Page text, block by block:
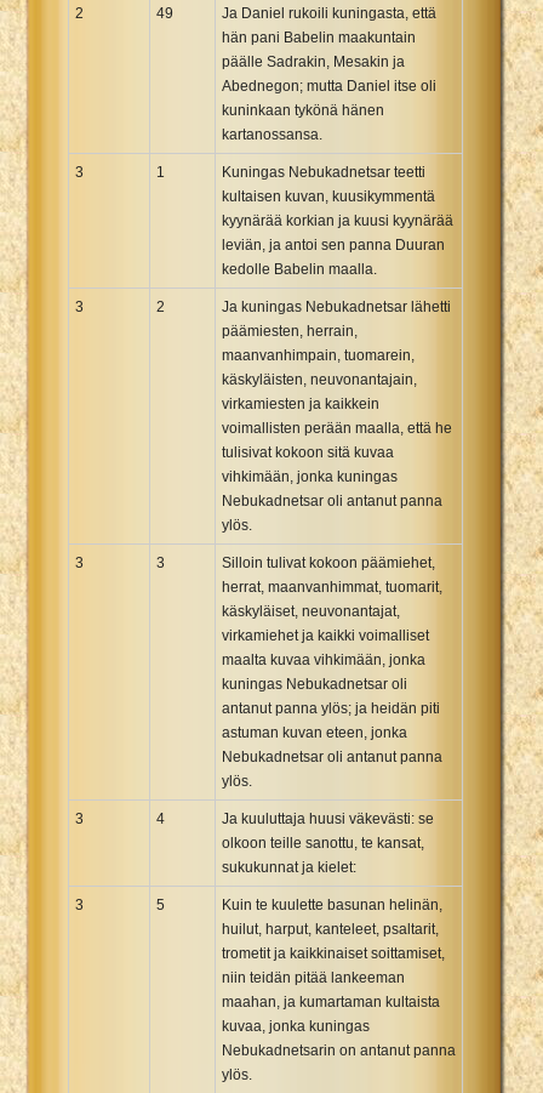
2 49
Ja Daniel rukoili kuningasta, että
hän pani Babelin maakuntain
päälle Sadrakin, Mesakin ja
Abednegon; mutta Daniel itse oli
kuninkaan tykönä hänen
kartanossansa.
3 1
Kuningas Nebukadnetsar teetti
kultaisen kuvan, kuusikymmentä
kyynärää korkian ja kuusi kyynärää
leviän, ja antoi sen panna Duuran
kedolle Babelin maalla.
3 2
Ja kuningas Nebukadnetsar lähetti
päämiesten, herrain,
maanvanhimpain, tuomarein,
käskyläisten, neuvonantajain,
virkamiesten ja kaikkein
voimallisten perään maalla, että he
tulisivat kokoon sitä kuvaa
vihkimään, jonka kuningas
Nebukadnetsar oli antanut panna
ylös.
3 3
Silloin tulivat kokoon päämiehet,
herrat, maanvanhimmat, tuomarit,
käskyläiset, neuvonantajat,
virkamiehet ja kaikki voimalliset
maalta kuvaa vihkimään, jonka
kuningas Nebukadnetsar oli
antanut panna ylös; ja heidän piti
astuman kuvan eteen, jonka
Nebukadnetsar oli antanut panna
ylös.
3 4
Ja kuuluttaja huusi väkevästi: se
olkoon teille sanottu, te kansat,
sukukunnat ja kielet:
3 5
Kuin te kuulette basunan helinän,
huilut, harput, kanteleet, psaltarit,
trometit ja kaikkinaiset soittamiset,
niin teidän pitää lankeeman
maahan, ja kumartaman kultaista
kuvaa, jonka kuningas
Nebukadnetsarin on antanut panna
ylös.